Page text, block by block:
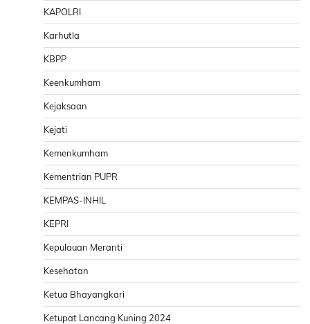
KAPOLRI
Karhutla
KBPP
Keenkumham
Kejaksaan
Kejati
Kemenkumham
Kementrian PUPR
KEMPAS-INHIL
KEPRI
Kepulauan Meranti
Kesehatan
Ketua Bhayangkari
Ketupat Lancang Kuning 2024